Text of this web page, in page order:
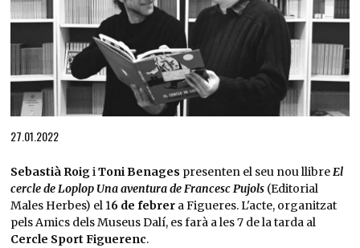
27.01.2022
Sebastià RoigiToni Benages presenten el seu nou llibreEl
cercle de Loplop Una aventura de Francesc Pujols(Editorial
Males Herbes) el 16 de febrera Figueres. L'acte, organitzat
pels Amics dels Museus Dalí, es farà a les 7 de la tarda al
Cercle Sport Figuerenc.